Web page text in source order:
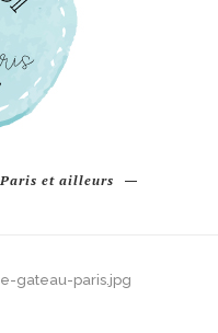
et ailleurs
gateau-paris.jpg